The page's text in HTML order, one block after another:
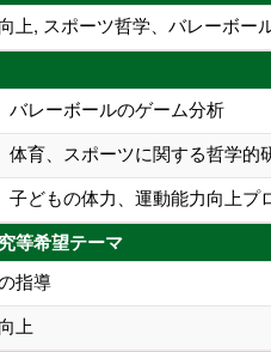
上, スポーツ哲学、バレーボー
バレーボールのゲーム分析
体育、スポーツに関する哲学的
子どもの体力、運動能力向上プ
等希望テーマ
指導
上